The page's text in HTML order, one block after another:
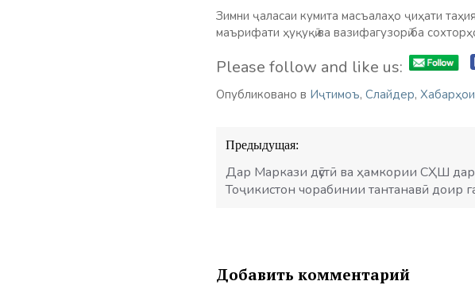
Зимни ҷаласаи кумита масъалаҳо ҷиҳати
маърифати ҳуқуқӣ ва вазифагузорӣ ба
Please follow and like us:
Опубликовано в Иҷтимоъ, Слайдер,
Навигация
по
записям
Предыдущая:
Дар Маркази дӯстӣ ва ҳамкории СҲШ дар
Тоҷикистон чорабинии тантанавӣ доир
Добавить комментарий